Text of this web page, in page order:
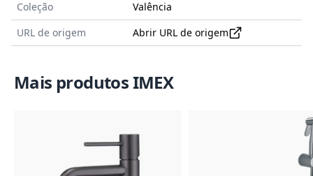
Coleção
Valência
URL de origem
Abrir URL de origem
Mais produtos IMEX